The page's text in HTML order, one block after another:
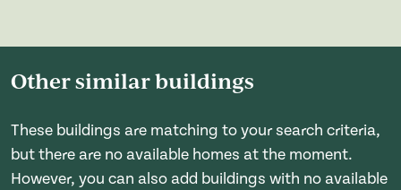
Other similar buildings
These buildings are matching to your search criteria,
but there are no available homes at the moment.
However, you can also add buildings with no available